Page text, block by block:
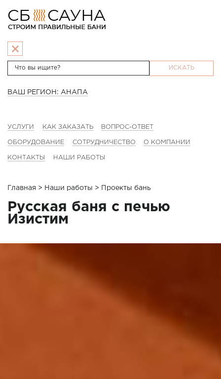
ИСКАТЬ
ВАШ РЕГИОН: АНАПА
УСЛУГИ КАК ЗАКАЗАТЬ ВОПРОС-ОТВЕТ
ОБОРУДОВАНИЕ СОТРУДНИЧЕСТВО О КОМПАНИИ
КОНТАКТЫ НАШИ РАБОТЫ
Главная > Наши работы > Проекты бань
Русская баня с печью
Изистим